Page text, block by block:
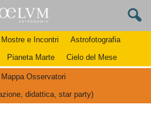
Mostre e Incontri
Astrofotografia
Pianeta Marte Cielo del Mese
Mappa Osservatori
didattica, star party)